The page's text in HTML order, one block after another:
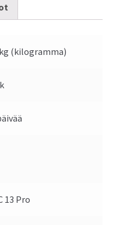
(kilogramma)
13 Pro